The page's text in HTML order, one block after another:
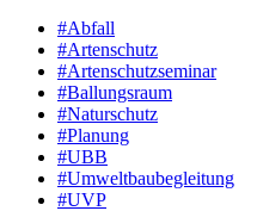
#Abfall
#Artenschutz
#Artenschutzseminar
#Ballungsraum
#Naturschutz
#Planung
#UBB
#Umweltbaubegleitung
#UVP